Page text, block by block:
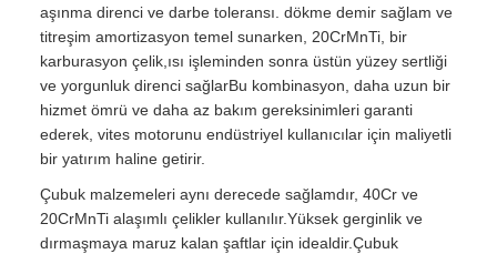
aşınma direnci ve darbe toleransı. dökme demir sağlam ve
titreşim amortizasyon temel sunarken, 20CrMnTi, bir
karburasyon çelik,ısı işleminden sonra üstün yüzey sertliği
ve yorgunluk direnci sağlarBu kombinasyon, daha uzun bir
hizmet ömrü ve daha az bakım gereksinimleri garanti
ederek, vites motorunu endüstriyel kullanıcılar için maliyetli
bir yatırım haline getirir.
Çubuk malzemeleri aynı derecede sağlamdır, 40Cr ve
20CrMnTi alaşımlı çelikler kullanılır.Yüksek gerginlik ve
dırmaşmaya maruz kalan şaftlar için idealdir.Çubuk